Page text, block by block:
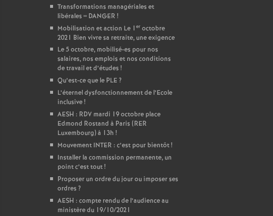
Transformations managériales et
libérales = DANGER !
Mobilisation et action Le 1 er octobre
2021 Bien vivre sa retraite, une exigence
Le 5 octobre, mobilisé-es pour nos
salaires, nos emplois et nos conditions
de travail et d’études !
Qu’est-ce que le PLE ?
L’éternel dysfonctionnement de l’Ecole
inclusive!
AESH : RDV mardi 19 octobre place
Edmond Rostand à Paris (RER
Luxembourg) à 13h !
Mouvement INTER : c’est pour bientôt!
Installer la commission permanente, un
point c’est tout!
Proposer un ordre du jour ou imposer ses
ordres ?
AESH : compte rendu de l’audience au
ministère du 19/10/2021